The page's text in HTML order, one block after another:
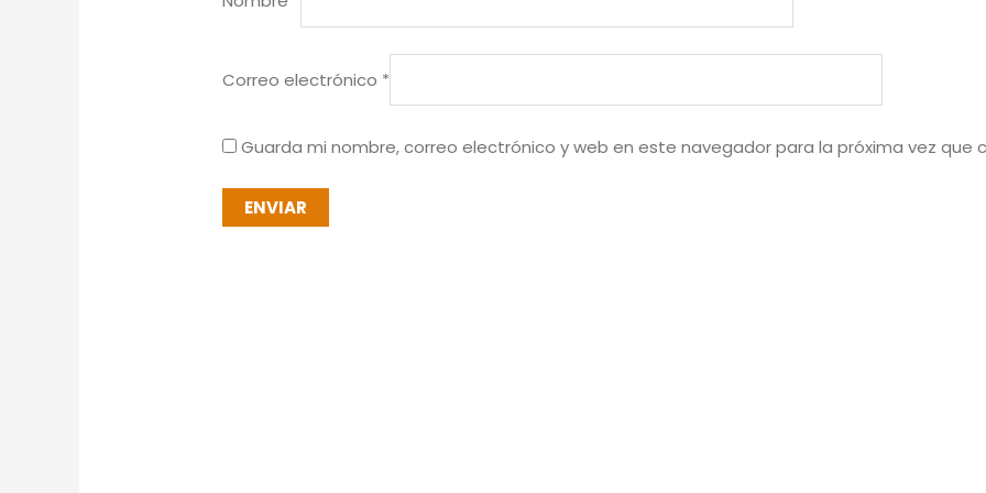
Correo electrónico *
Guarda mi nombre, correo electrónico y web en este navegador para la próxima vez que